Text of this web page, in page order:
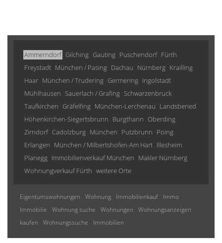
Ammerndorf Gilching Gauting Puschendorf Fürth
Freystadt München / Pasing Dachau Nürnberg Krailling
Haar München / Trudering Germering Ingolstadt
Mühlhausen Sauerlach / Grafing Schwarzenbruck
Taufkirchen Gräfelfing München-Lerchenau Landsberied
Höhenkirchen-Siegertsbrunn Burgthann Oberding
Zirndorf Cadolzburg München Putzbrunn Poing
Erlangen München / Milbertshofen-Am Hart Illesheim
Planegg Immobilienverkauf München Makler Nürnberg
Wohnungverkauf Fürth weitere Orte
Eigentumswohnungen Wohnung Immobilienkauf
Immo
Immobilie
Wohnung suche Wohnungen
Wohnungsanzeigen
kaufen
Wohnungssuche Immobilien